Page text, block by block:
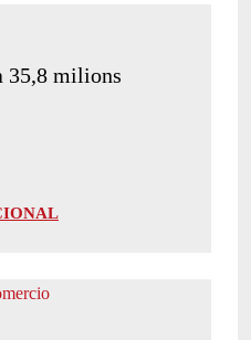
35,8 milions